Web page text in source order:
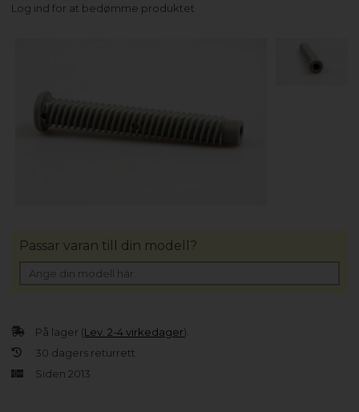
Log ind for at bedømme produktet
På lager (Lev. 2-4 virkedager).
30 dagers returrett
Siden 2013
Passar varan till din modell?